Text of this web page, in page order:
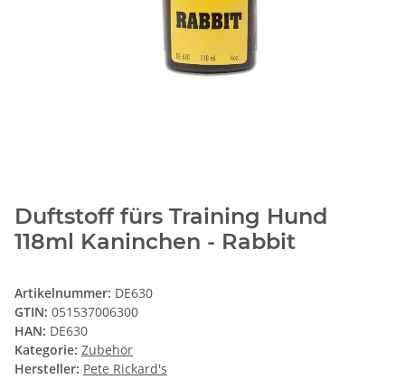
Duftstoff fürs Training Hund
118ml Kaninchen - Rabbit
Artikelnummer: DE630
GTIN: 051537006300
HAN: DE630
Kategorie: Zubehör
Hersteller: Pete Rickard's